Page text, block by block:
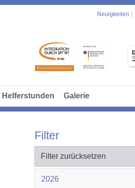
Neuigkeiten
Helferstunden Galerie
Filter
Filter zurücksetzen
2026